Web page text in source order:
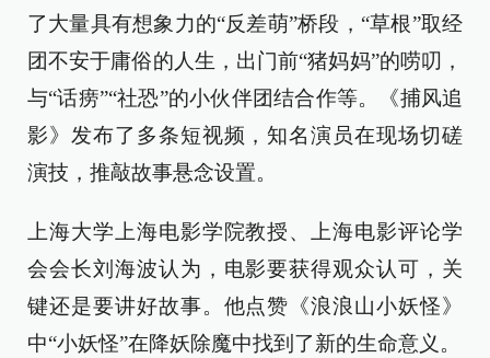
了大量具有想象力的“反差萌”桥段，“草根”取经
团不安于庸俗的人生，出门前“猪妈妈”的唠叨，
与“话痨”“社恐”的小伙伴团结合作等。《捕风追
影》发布了多条短视频，知名演员在现场切磋
演技，推敲故事悬念设置。
上海大学上海电影学院教授、上海电影评论学
会会长刘海波认为，电影要获得观众认可，关
键还是要讲好故事。他点赞《浪浪山小妖怪》
中“小妖怪”在降妖除魔中找到了新的生命意义。